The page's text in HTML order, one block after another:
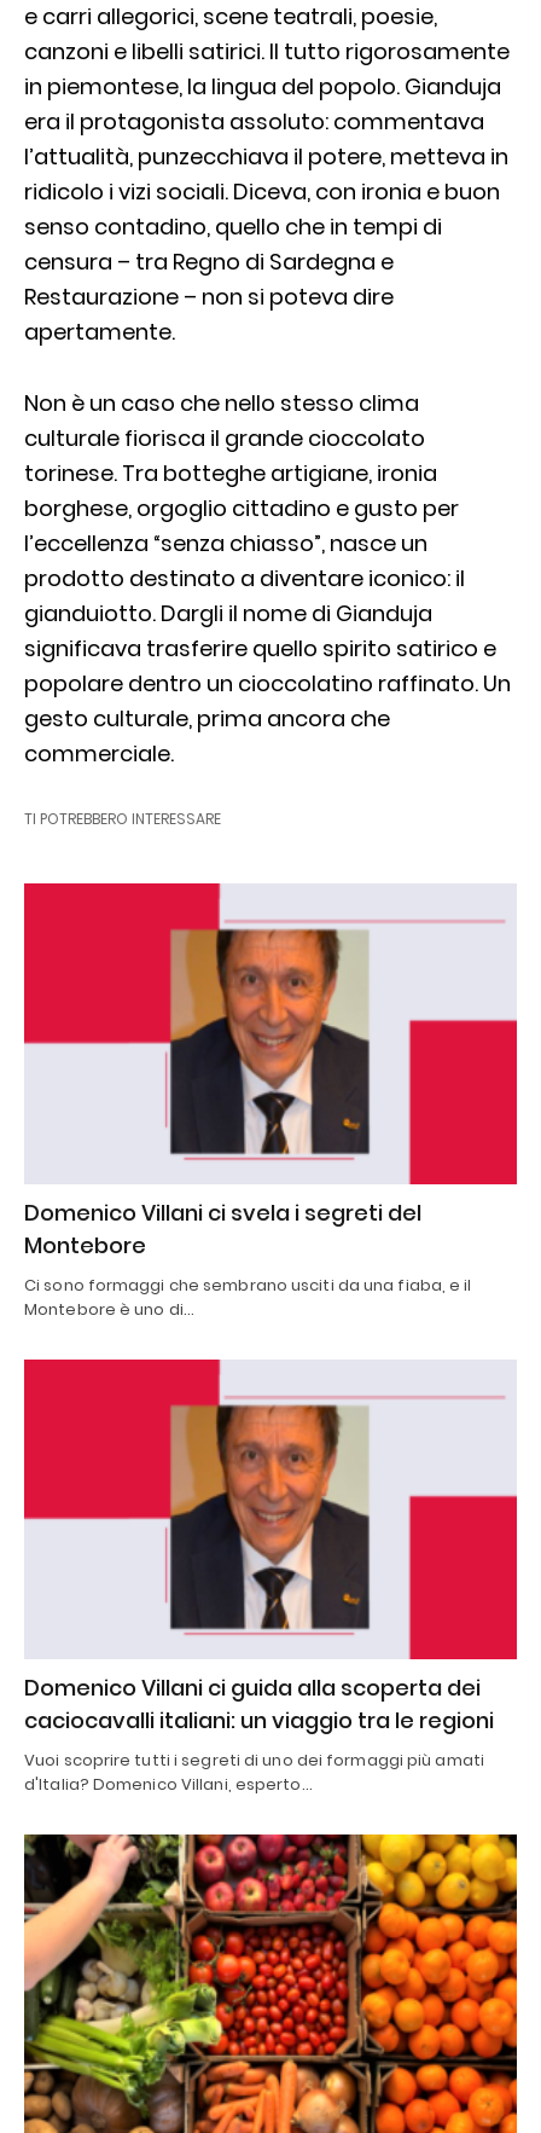
e carri allegorici, scene teatrali, poesie,
canzoni e libelli satirici. Il tutto rigorosamente
in piemontese, la lingua del popolo. Gianduja
era il protagonista assoluto: commentava
l’attualità, punzecchiava il potere, metteva in
ridicolo i vizi sociali. Diceva, con ironia e buon
senso contadino, quello che in tempi di
censura – tra Regno di Sardegna e
Restaurazione – non si poteva dire
apertamente.
Non è un caso che nello stesso clima
culturale fiorisca il grande cioccolato
torinese. Tra botteghe artigiane, ironia
borghese, orgoglio cittadino e gusto per
l’eccellenza “senza chiasso”, nasce un
prodotto destinato a diventare iconico: il
gianduiotto. Dargli il nome di Gianduja
significava trasferire quello spirito satirico e
popolare dentro un cioccolatino raffinato. Un
gesto culturale, prima ancora che
commerciale.
TI POTREBBERO INTERESSARE
Domenico Villani ci svela i segreti del
Montebore
Ci sono formaggi che sembrano usciti da una fiaba, e il
Montebore è uno di…
Domenico Villani ci guida alla scoperta dei
caciocavalli italiani: un viaggio tra le regioni
Vuoi scoprire tutti i segreti di uno dei formaggi più amati
d'Italia? Domenico Villani, esperto…